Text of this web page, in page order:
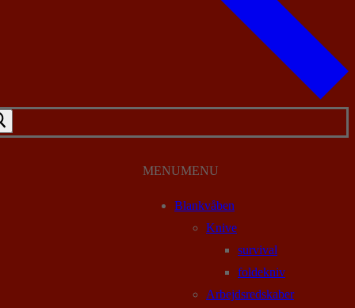
MENUMENU
Blankvåben
Knive
survival
foldekniv
Arbejdsredskaber